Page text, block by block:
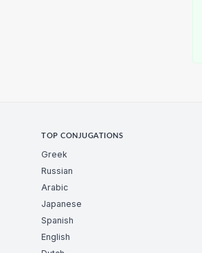
TOP CONJUGATIONS
Greek
Russian
Arabic
Japanese
Spanish
English